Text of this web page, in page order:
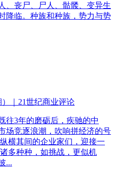
、丧尸、尸人、骷髅、变异生
降临。种族和种族，势力与势
｜21世纪商业评论
往3年的磨砺后，疾驰的中
场竞逐浪潮，吹响拼经济的号
横其间的企业家们，迎接一
多种种，如挑战，更似机
...